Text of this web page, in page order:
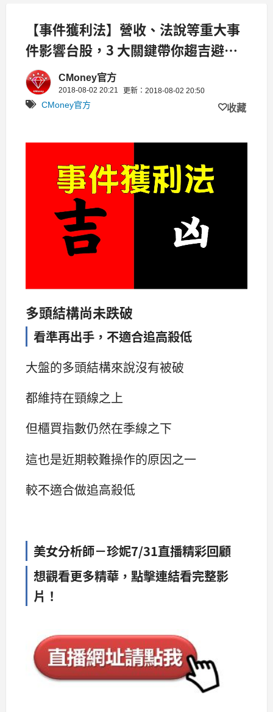
【事件獲利法】營收、法說等重大事
件影響台股，3 大關鍵帶你趨吉避
凶！
CMoney官方
2018-08-02 20:21 更新：2018-08-02 20:50
CMoney官方 收藏
多頭結構尚未跌破
看準再出手，不適合追高殺低
大盤的多頭結構來說沒有被破
都維持在頸線之上
但櫃買指數仍然在季線之下
這也是近期較難操作的原因之一
較不適合做追高殺低
美女分析師－珍妮7/31直播精彩回顧
想觀看更多精華，點擊連結看完整影
片！